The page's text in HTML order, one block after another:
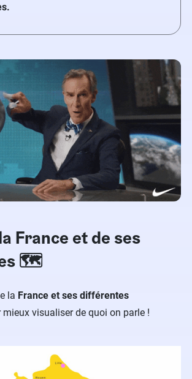
France et de ses
🗺
la France et ses différentes
mieux visualiser de quoi on parle !